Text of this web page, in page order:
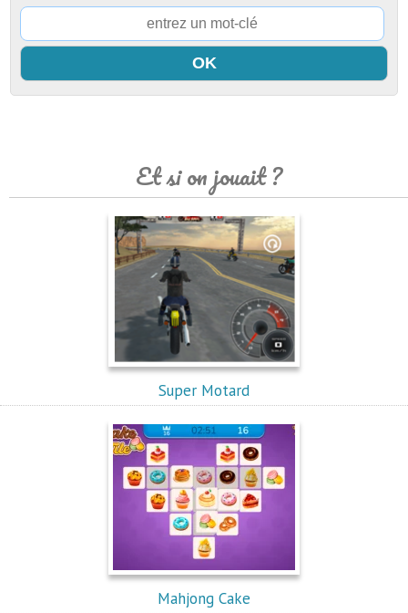
Et si on jouait ?
Super Motard
Mahjong Cake